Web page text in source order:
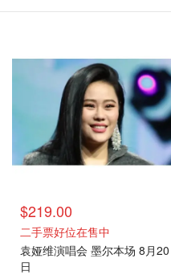
$219.00
二手票好位在售中
袁娅维演唱会 墨尔本场 8月20
日